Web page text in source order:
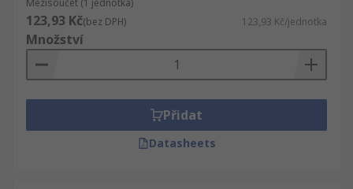
Mezisoučet (1 jednotka)
123,93 Kč(bez DPH) 123,93 Kč/jednotka
Množství
Přidat
Datasheets